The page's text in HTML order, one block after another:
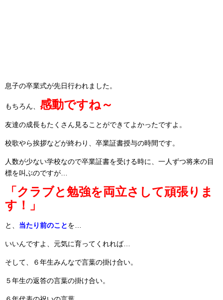
息子の卒業式が先日行われました。
もちろん、 感動ですね～
友達の成長もたくさん見ることができてよかったですよ。
校歌やら挨拶などが終わり、卒業証書授与の時間です。
人数が少ない学校なので卒業証書を受ける時に、一人ずつ将来の目
標を叫ぶのですが…
「クラブと勉強を両立さして頑張りま
す！」
と、 当たり前のことを…
いいんですよ、元気に育ってくれれば…
そして、６年生みんなで言葉の掛け合い。
５年生の返答の言葉の掛け合い。